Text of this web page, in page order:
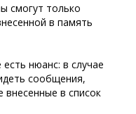
смогут только
в память
нюанс: в случае
сообщения,
внесенные в список